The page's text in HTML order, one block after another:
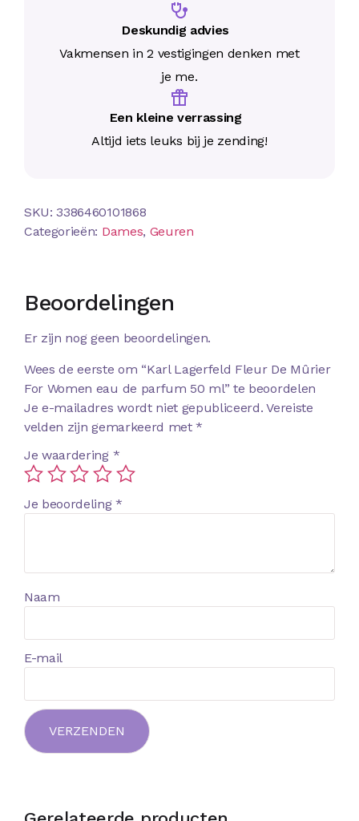
Deskundig advies
Vakmensen in 2 vestigingen denken met
je me.
Een kleine verrassing
Altijd iets leuks bij je zending!
SKU:3386460101868
Categorieën: Dames, Geuren
Beoordelingen
Er zijn nog geen beoordelingen.
Wees de eerste om “Karl Lagerfeld Fleur De Mûrier
For Women eau de parfum 50 ml” te beoordelen
Je e-mailadres wordt niet gepubliceerd. Vereiste
velden zijn gemarkeerd met*
Je waardering *
Je beoordeling*
Naam
E-mail